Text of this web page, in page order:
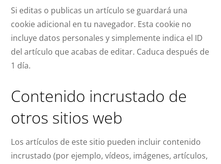
Si editas o publicas un artículo se guardará una
cookie adicional en tu navegador. Esta cookie no
incluye datos personales y simplemente indica el ID
del artículo que acabas de editar. Caduca después de
1 día.
Contenido incrustado de
otros sitios web
Los artículos de este sitio pueden incluir contenido
incrustado (por ejemplo, vídeos, imágenes, artículos,